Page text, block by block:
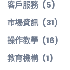
客戶服務 (5)
市場資訊 (31)
操作教學 (16)
教育機構 (1)